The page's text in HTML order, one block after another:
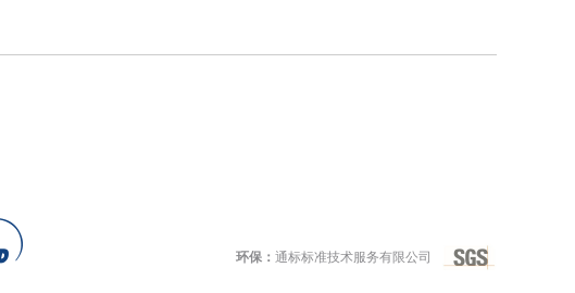
环保： 通标标准技术服务有限公司